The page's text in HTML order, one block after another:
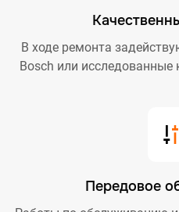
В ходе ремонта
Bosch или исследованные
Передовое